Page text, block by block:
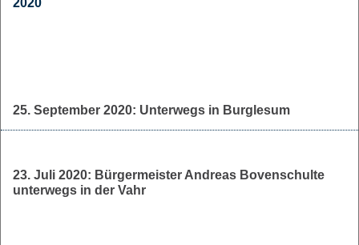
2020
25. September 2020: Unterwegs in Burglesum
23. Juli 2020: Bürgermeister Andreas Bovenschulte
unterwegs in der Vahr